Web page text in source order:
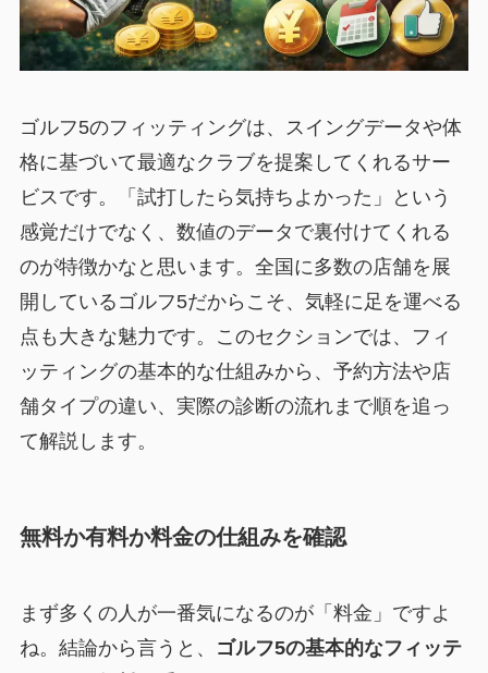
ゴルフ5のフィッティングは、スイングデータや体
格に基づいて最適なクラブを提案してくれるサー
ビスです。「試打したら気持ちよかった」という
感覚だけでなく、数値のデータで裏付けてくれる
のが特徴かなと思います。全国に多数の店舗を展
開しているゴルフ5だからこそ、気軽に足を運べる
点も大きな魅力です。このセクションでは、フィ
ッティングの基本的な仕組みから、予約方法や店
舗タイプの違い、実際の診断の流れまで順を追っ
て解説します。
無料か有料か料金の仕組みを確認
まず多くの人が一番気になるのが「料金」ですよ
ね。結論から言うと、
ゴルフ5の基本的なフィッテ